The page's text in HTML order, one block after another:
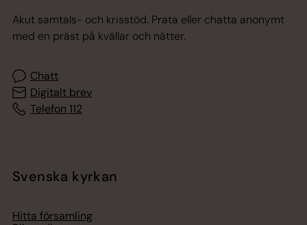
Akut samtals- och krisstöd. Prata eller chatta anonymt
med en präst på kvällar och nätter.
Chatt
Digitalt brev
Telefon 112
Svenska kyrkan
Hitta församling